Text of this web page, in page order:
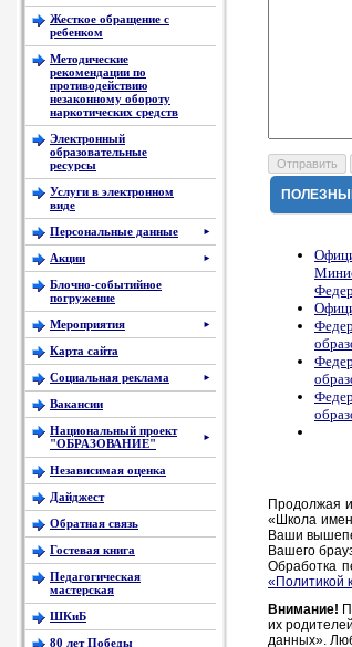
Жесткое обращение с
ребенком
Методические
рекомендации по
противодействию
незаконному обороту
наркотических средств
Электронный
образовательные
ресурсы
Услуги в электронном
виде
Персональные данные
►
Акции ►
Блочно-событийное
погружение
Мероприятия
►
Карта сайта
Социальная реклама
►
Вакансии
Национальный проект
"ОБРАЗОВАНИЕ"
►
Независимая оценка
Дайджест
Обратная связь
Гостевая книга
Педагогическая
мастерская
ШКиБ
80 лет Победы
Продолжая
«Школа
Ваши
Вашего
Обработка
«Политикой
Внимание!
их
данных».
В 2023 году СГСПУ оказывает родителям